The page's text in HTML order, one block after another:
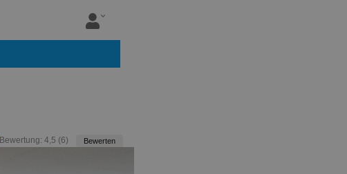
Bewertung: 4,5 (6) Bewerten